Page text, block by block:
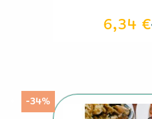
6,34 €
-34%